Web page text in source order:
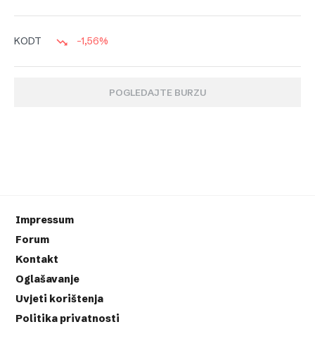
KODT -1,56%
POGLEDAJTE BURZU
Impressum
Forum
Kontakt
Oglašavanje
Uvjeti korištenja
Politika privatnosti